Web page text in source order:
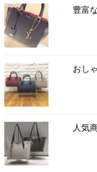
豊富
おし
人気